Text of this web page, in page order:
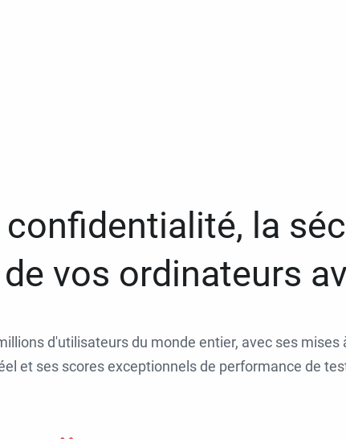
la
vos ordinateurs
d'utilisateurs du monde entier, avec ses
et ses scores exceptionnels de performance de